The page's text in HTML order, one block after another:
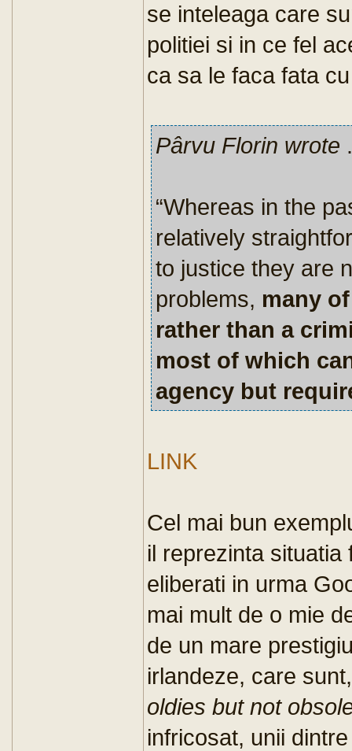
se inteleaga care
politiei si in ce fel
ca sa le faca fata
Pârvu Florin wrote
“Whereas in the
relatively
to justice they are
problems, many
rather than a
most of which
agency but
LINK
Cel mai bun
il reprezinta
eliberati in urma
mai mult de o mie
de un mare
irlandeze, care
oldies but not
infricosat, unii